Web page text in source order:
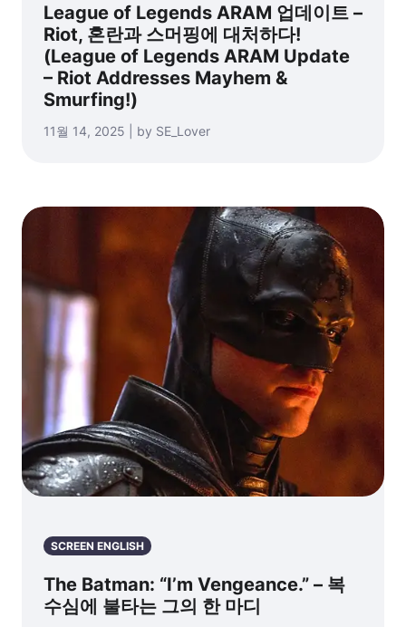
League of Legends ARAM 업데이트 –
Riot, 혼란과 스머핑에 대처하다!
(League of Legends ARAM Update
– Riot Addresses Mayhem &
Smurfing!)
11월 14, 2025 | by SE_Lover
SCREEN ENGLISH
The Batman: “I’m Vengeance.” – 복
수심에 불타는 그의 한 마디